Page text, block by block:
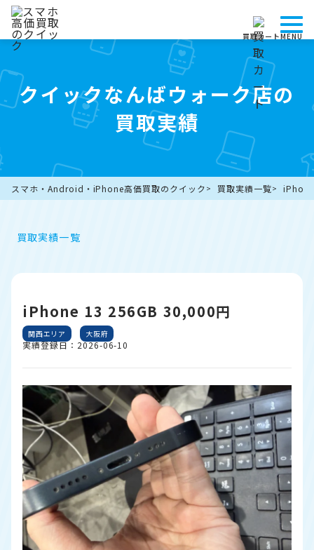
買取カートMENU
クイックなんばウォーク店の
買取実績
スマホ・Android・iPhone高価買取のクイック 買取実績一覧
買取実績一覧
iPhone 13 256GB 30,000円
関西エリア 大阪府
実績登録日：2026-06-10